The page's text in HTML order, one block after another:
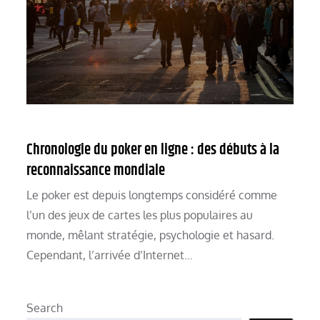
Chronologie du poker en ligne : des débuts à la
reconnaissance mondiale
Le poker est depuis longtemps considéré comme
l’un des jeux de cartes les plus populaires au
monde, mêlant stratégie, psychologie et hasard.
Cependant, l’arrivée d’Internet…
Search